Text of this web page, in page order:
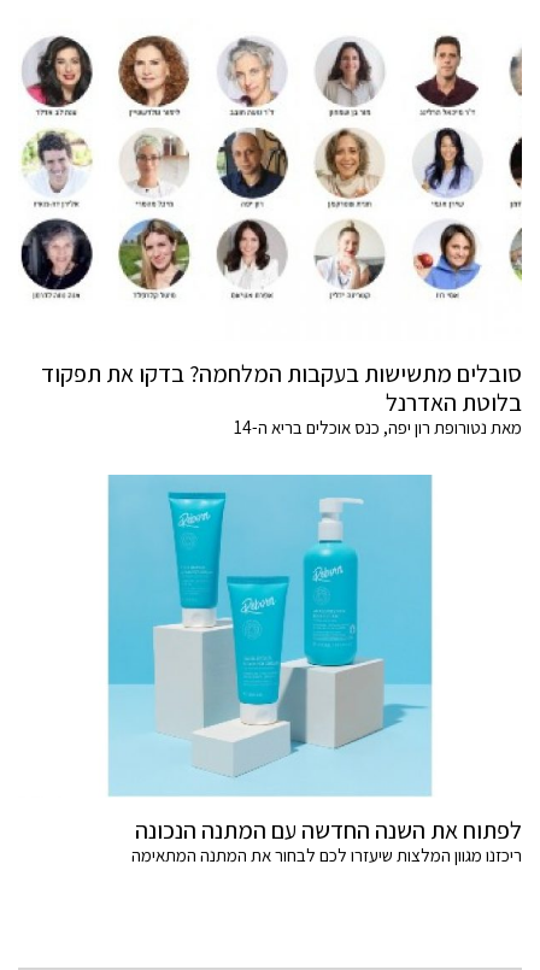
סובלים מתשישות בעקבות המלחמה? בדקו את תפקוד
בלוטת האדרנל
מאת נטורופת רון יפה, כנס אוכלים בריא ה-14
לפתוח את השנה החדשה עם המתנה הנכונה
ריכזנו מגוון המלצות שיעזרו לכם לבחור את המתנה המתאימה